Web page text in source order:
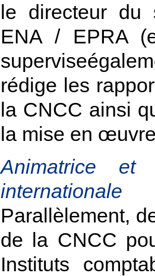
le directeur du
ENA / EPRA
rédige les
la CNCC ainsi
la mise en
Animatrice et
internationale
Parallèlement,
de la CNCC
Instituts